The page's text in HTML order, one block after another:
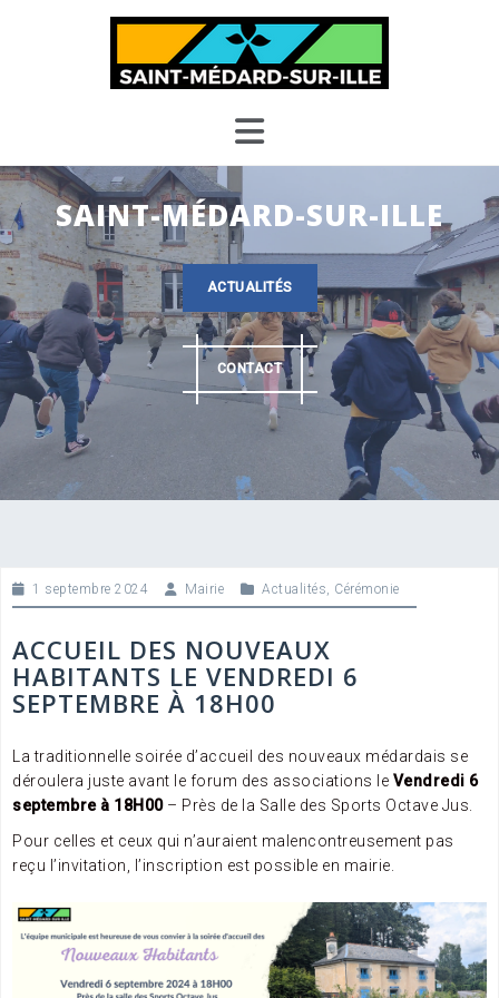
SAINT-MÉDARD-SUR-ILLE
ACTUALITÉS
CONTACT
1 septembre 2024 Mairie Actualités, Cérémonie
ACCUEIL DES NOUVEAUX
HABITANTS LE VENDREDI 6
SEPTEMBRE À 18H00
La traditionnelle soirée d’accueil des nouveaux médardais se
déroulera juste avant le forum des associations le Vendredi 6
septembre à 18H00– Près de la Salle des Sports Octave Jus.
Pour celles et ceux qui n’auraient malencontreusement pas
reçu l’invitation, l’inscription est possible en mairie.